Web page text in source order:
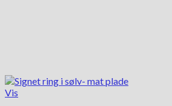
Vis